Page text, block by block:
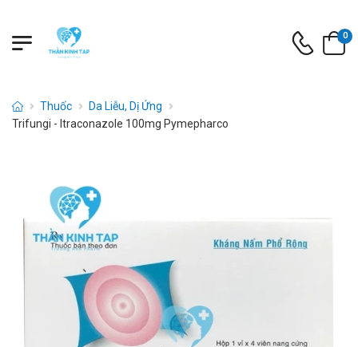
0
Thuốc
Da Liễu, Dị Ứng
Trifungi - Itraconazole 100mg Pymepharco